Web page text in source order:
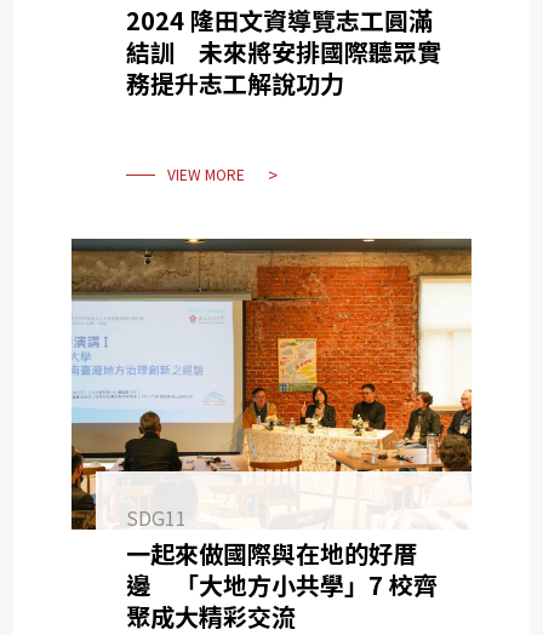
2024 隆田文資導覽志工圓滿
結訓 未來將安排國際聽眾實
務提升志工解說功力
VIEW MORE
SDG11
一起來做國際與在地的好厝
邊 「大地方小共學」7 校齊
聚成大精彩交流